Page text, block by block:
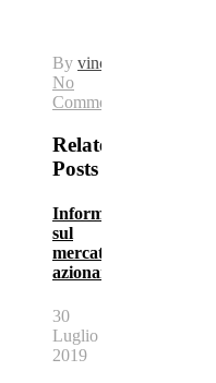
By vincent_ma
No
Comments
Related
Posts
Informazioni
sul
mercato
azionario
30
Luglio
2019